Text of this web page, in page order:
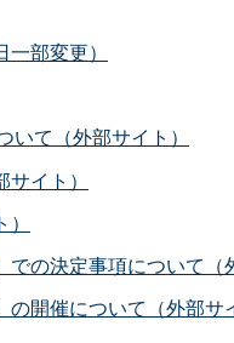
部変更）
て（外部サイト）
イト）
の決定事項について（
開催について（外部サ